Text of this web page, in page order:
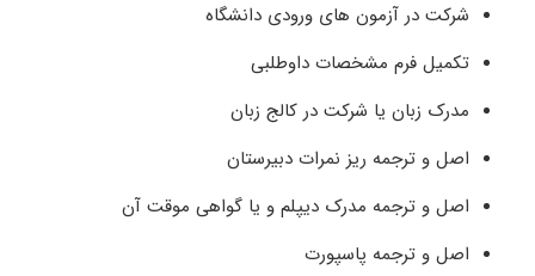
شرکت در آزمون های ورودی دانشگاه
تکمیل فرم مشخصات داوطلبی
مدرک زبان یا شرکت در کالج زبان
اصل و ترجمه ریز نمرات دبیرستان
اصل و ترجمه مدرک دیپلم و یا گواهی موقت آن
اصل و ترجمه پاسپورت